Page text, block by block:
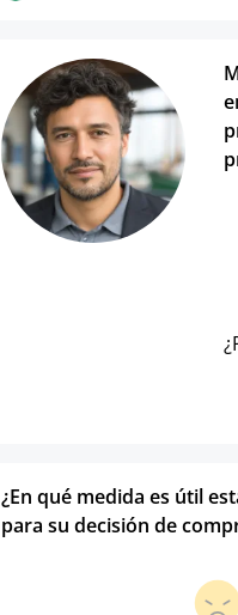
¿En qué medida es útil
para su decisión de